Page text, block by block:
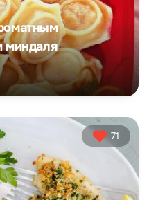
миндаля
71